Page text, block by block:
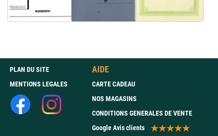
PLAN DU SITE
MENTIONS LEGALES
AIDE
CARTE CADEAU
NOS MAGASINS
CONDITIONS GENERALES DE VENTE
Google Avis clients